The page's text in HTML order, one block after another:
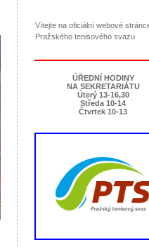
Vítejte na oficiální webové
Pražského tenisového svazu
ÚŘEDNÍ HODINY
NA SEKRETARIÁTU
Úterý 13-16,30
Středa 10-14
Čtvrtek 10-13